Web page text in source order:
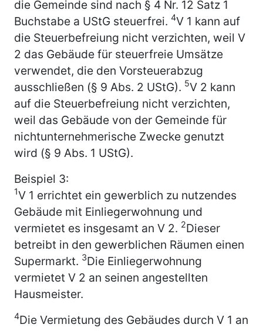
die Gemeinde sind nach § 4 Nr. 12 Satz 1
Buchstabe a UStG steuerfrei. 4V 1 kann auf
die Steuerbefreiung nicht verzichten, weil V
2 das Gebäude für steuerfreie Umsätze
verwendet, die den Vorsteuerabzug
ausschließen (§ 9 Abs. 2 UStG). 5V 2 kann
auf die Steuerbefreiung nicht verzichten,
weil das Gebäude von der Gemeinde für
nichtunternehmerische Zwecke genutzt
wird (§ 9 Abs. 1 UStG).
Beispiel 3:
1V 1 errichtet ein gewerblich zu nutzendes
Gebäude mit Einliegerwohnung und
vermietet es insgesamt an V 2. 2Dieser
betreibt in den gewerblichen Räumen einen
Supermarkt. 3Die Einliegerwohnung
vermietet V 2 an seinen angestellten
Hausmeister.
4Die Vermietung des Gebäudes durch V 1 an